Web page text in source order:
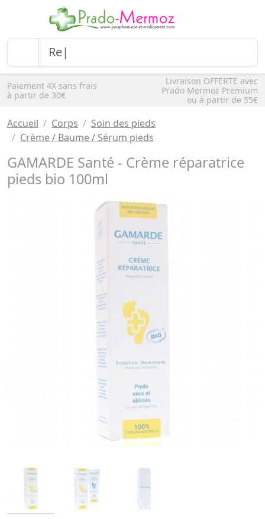
Paiement 4X sans frais
à partir de 30€
Livraison OFFERTE avec
Prado Mermoz Premium
ou à partir de 55€
Accueil Corps
Soin des pieds
Crème / Baume / Sérum pieds
GAMARDE Santé - Crème réparatrice
pieds bio 100ml